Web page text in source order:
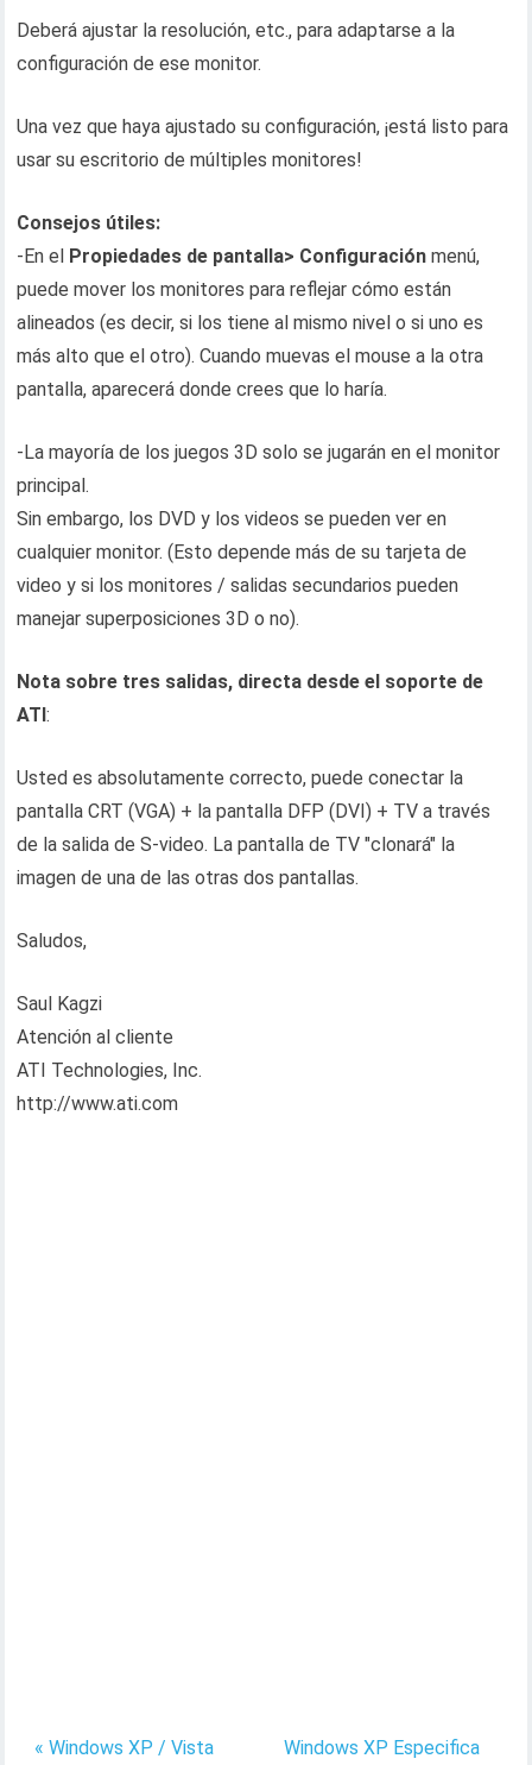
Deberá ajustar la resolución, etc., para adaptarse a la
configuración de ese monitor.
Una vez que haya ajustado su configuración, ¡está listo para
usar su escritorio de múltiples monitores!
Consejos útiles:
-En el Propiedades de pantalla> Configuración menú,
puede mover los monitores para reflejar cómo están
alineados (es decir, si los tiene al mismo nivel o si uno es
más alto que el otro). Cuando muevas el mouse a la otra
pantalla, aparecerá donde crees que lo haría.
-La mayoría de los juegos 3D solo se jugarán en el monitor
principal.
Sin embargo, los DVD y los videos se pueden ver en
cualquier monitor. (Esto depende más de su tarjeta de
video y si los monitores / salidas secundarios pueden
manejar superposiciones 3D o no).
Nota sobre tres salidas, directa desde el soporte de
ATI:
Usted es absolutamente correcto, puede conectar la
pantalla CRT (VGA) + la pantalla DFP (DVI) + TV a través
de la salida de S-video. La pantalla de TV "clonará" la
imagen de una de las otras dos pantallas.
Saludos,
Saul Kagzi
Atención al cliente
ATI Technologies, Inc.
http://www.ati.com
« Windows XP / Vista
Windows XP Especifica